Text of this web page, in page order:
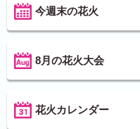
今週末の花火
8月の花火大会
花火カレンダー